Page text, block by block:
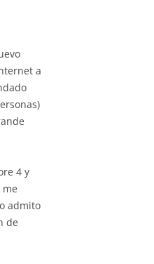
a
4 y
me
admito
de